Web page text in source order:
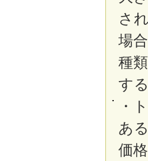
さ
場
種
す
・
あ
価